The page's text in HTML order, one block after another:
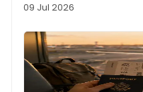
09 Jul 2026